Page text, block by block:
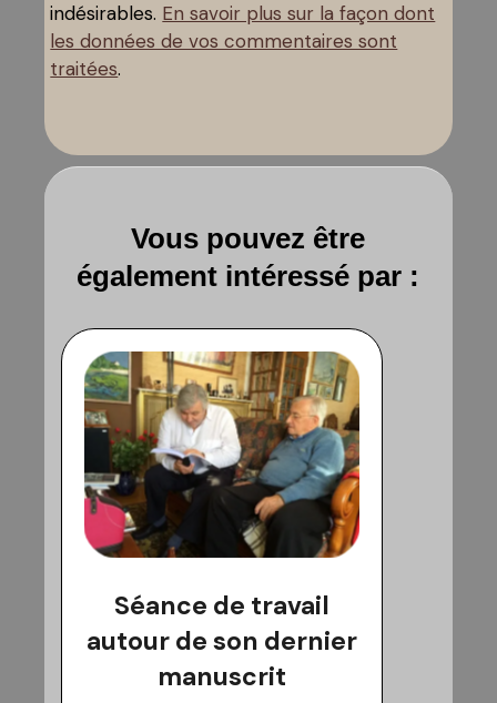
indésirables. En savoir plus sur la façon dont
les données de vos commentaires sont
traitées.
Vous pouvez être
également intéressé par :
Séance de travail
autour de son dernier
manuscrit